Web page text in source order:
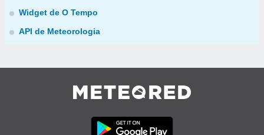
Widget de O Tempo
API de Meteorologia